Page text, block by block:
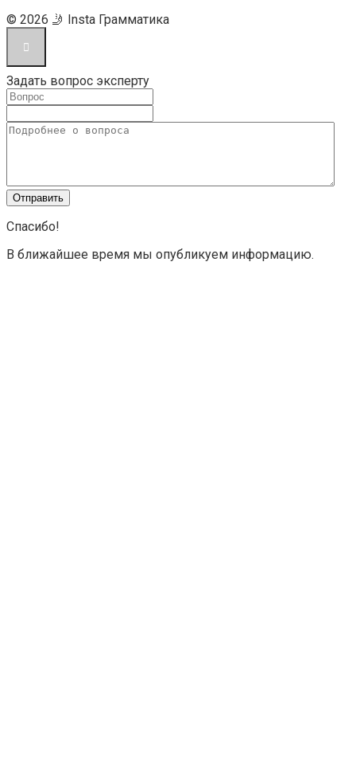
© 2026 🤳 Insta Грамматика
Задать вопрос эксперту
Спасибо!
В ближайшее время мы опубликуем информацию.